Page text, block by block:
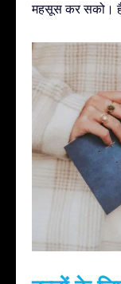
महसूस कर सको।